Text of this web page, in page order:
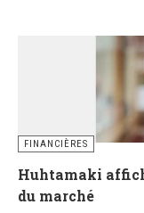
FINANCIÈRES
Huhtamaki
du marché